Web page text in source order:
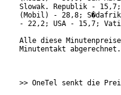
Slowak. Republik -
(Mobil) - 28,8;
- 22,2; USA - 15,7;
Alle diese
Minutentakt abgerechnet.
>> OneTel senkt die